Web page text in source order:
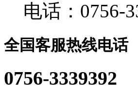
电话：0756-
全国客服热线电话
0756-3339392